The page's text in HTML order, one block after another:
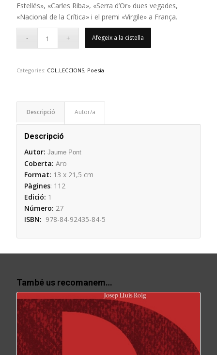
Estellés», «Carles Riba», «Serra d’Or» dues vegades,
«Nacional de la Crítica» i el premi «Virgile» a França.
Afegeix a la cistella
Categories: COL.LECCIONS, Poesia
Descripció
Descripció
Autor: Jaume Pont
Coberta: Aro
Format: 13 x 21,5 cm
Pàgines: 112
Edició: 1
Número: 27
ISBN: 978-84-92435-84-5
També us recomanem…